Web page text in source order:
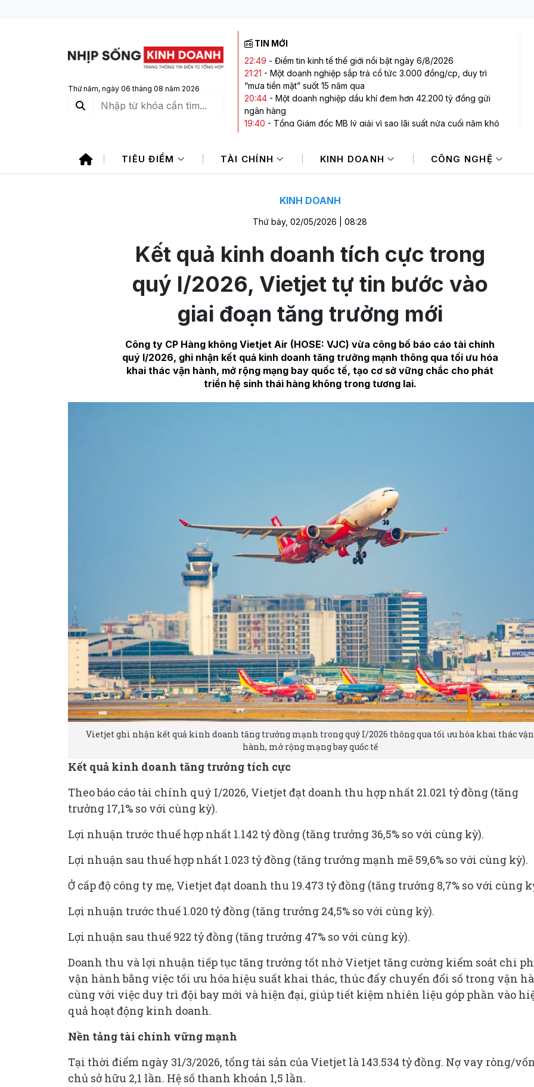
Thứ năm, ngày 06 tháng 08 năm 2026
TIN MỚI
22:49 - Điểm tin kinh tế thế giới nổi bật ngày 6/8/2026
21:21 - Một doanh nghiệp sắp trả cổ tức 3.000 đồng/cp, duy trì
“mưa tiền mặt” suốt 15 năm qua
20:44 - Một doanh nghiệp dầu khí đem hơn 42.200 tỷ đồng gửi
ngân hàng
19:40 - Tổng Giám đốc MB lý giải vì sao lãi suất nửa cuối năm khó
sản với slogan nổi tiếng “có làm thì mới có ăn”
17:45-Một cổ phiếu bị tự doanh CTCK bán ròng 200 tỷ đồng
TIÊU ĐIỂM TÀI CHÍNH KINH DOANH CÔNG NGHỆ
KINH DOANH
Thứ bảy, 02/05/2026 | 08:28
Kết quả kinh doanh tích cực trong
quý I/2026, Vietjet tự tin bước vào
giai đoạn tăng trưởng mới
Công ty CP Hàng không Vietjet Air (HOSE: VJC) vừa công bố báo cáo tài chính
quý I/2026, ghi nhận kết quả kinh doanh tăng trưởng mạnh thông qua tối ưu hóa
khai thác vận hành, mở rộng mạng bay quốc tế, tạo cơ sở vững chắc cho phát
triển hệ sinh thái hàng không trong tương lai.
Vietjet ghi nhận kết quả kinh doanh tăng trưởng mạnh trong quý I/2026 thông qua tối ưu hóa khai thác vận
hành, mở rộng mạng bay quốc tế
Kết quả kinh doanh tăng trưởng tích cực
Theo báo cáo tài chính quý I/2026, Vietjet đạt doanh thu hợp nhất 21.021 tỷ đồng (tăng
trưởng 17,1% so với cùng kỳ).
Lợi nhuận trước thuế hợp nhất 1.142 tỷ đồng (tăng trưởng 36,5% so với cùng kỳ).
Lợi nhuận sau thuế hợp nhất 1.023 tỷ đồng (tăng trưởng mạnh mẽ 59,6% so với cùng kỳ).
Ở cấp độ công ty mẹ, Vietjet đạt doanh thu 19.473 tỷ đồng (tăng trưởng 8,7% so với cùng
Lợi nhuận trước thuế 1.020 tỷ đồng (tăng trưởng 24,5% so với cùng kỳ).
Lợi nhuận sau thuế 922 tỷ đồng (tăng trưởng 47% so với cùng kỳ).
Doanh thu và lợi nhuận tiếp tục tăng trưởng tốt nhờ Vietjet tăng cường kiểm soát chi
vận hành bằng việc tối ưu hóa hiệu suất khai thác, thúc đẩy chuyển đổi số trong vận
cùng với việc duy trì đội bay mới và hiện đại, giúp tiết kiệm nhiên liệu góp phần vào
quả hoạt động kinh doanh.
Nền tảng tài chính vững mạnh
Tại thời điểm ngày 31/3/2026, tổng tài sản của Vietjet là 143.534 tỷ đồng. Nợ vay ròng/
chủ sở hữu 2,1 lần. Hệ số thanh khoản 1,5 lần.